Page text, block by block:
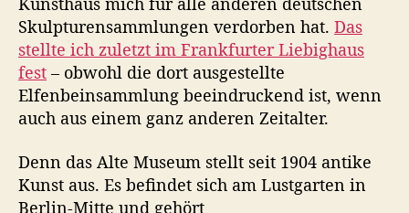
Skulpturensammlungen verdorben hat. Das
stellte ich zuletzt im Frankfurter Liebighaus
fest – obwohl die dort ausgestellte
Elfenbeinsammlung beeindruckend ist, wenn
auch aus einem ganz anderen Zeitalter.
Denn das Alte Museum stellt seit 1904 antike
Kunst aus. Es befindet sich am Lustgarten in
Berlin-Mitte und gehört